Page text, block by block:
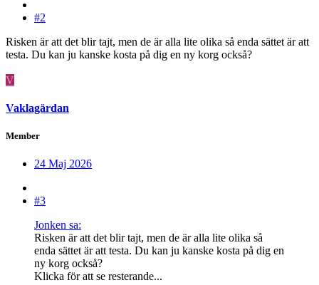
#2
Risken är att det blir tajt, men de är alla lite olika så enda sättet är att
testa. Du kan ju kanske kosta på dig en ny korg också?
V
Vaklagärdan
Member
24 Maj 2026
#3
Jonken sa:
Risken är att det blir tajt, men de är alla lite olika så
enda sättet är att testa. Du kan ju kanske kosta på dig en
ny korg också?
Klicka för att se resterande...